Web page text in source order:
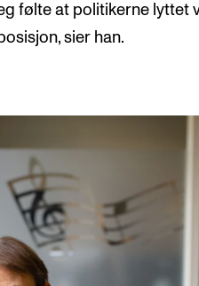
følte at politikerne lyttet
sier han.